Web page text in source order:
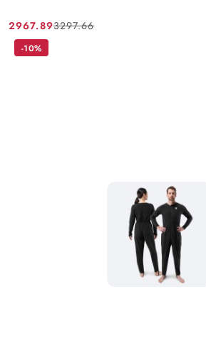
Cena
promocyjna:
2967.89
Cena
przed
3297.66
-10%